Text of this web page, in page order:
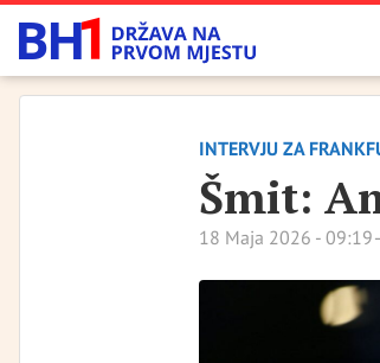
INTERVJU ZA
Šmit:
18 Maja 2026 - 09:19